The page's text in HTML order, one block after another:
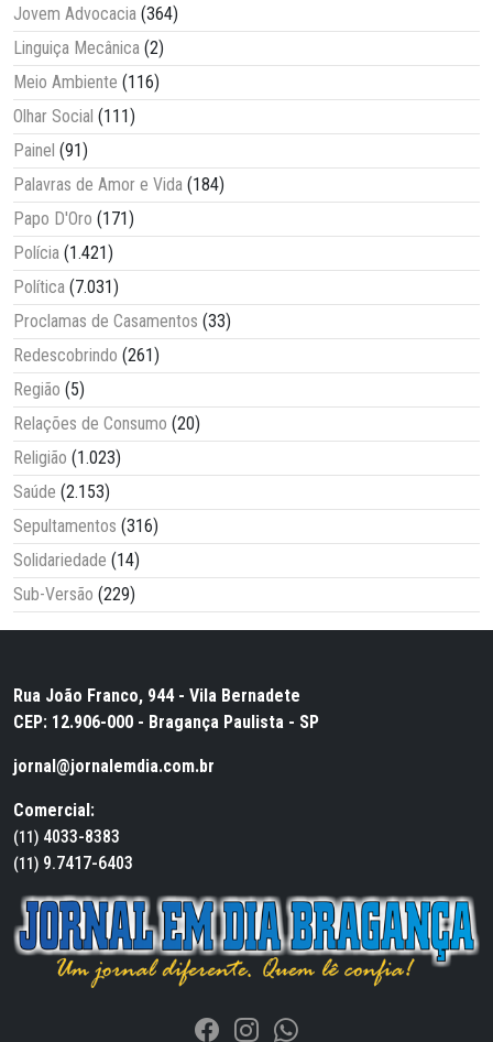
Jovem Advocacia (364)
Linguiça Mecânica (2)
Meio Ambiente (116)
Olhar Social (111)
Painel (91)
Palavras de Amor e Vida (184)
Papo D'Oro (171)
Polícia (1.421)
Política (7.031)
Proclamas de Casamentos (33)
Redescobrindo (261)
Região (5)
Relações de Consumo (20)
Religião (1.023)
Saúde (2.153)
Sepultamentos (316)
Solidariedade (14)
Sub-Versão (229)
Rua João Franco, 944 - Vila Bernadete
CEP: 12.906-000 - Bragança Paulista - SP
jornal@jornalemdia.com.br
Comercial:
(11) 4033-8383
(11) 9.7417-6403